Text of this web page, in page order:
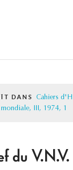
DANS
Cahiers
III, 1974, 1
du V.N.V.